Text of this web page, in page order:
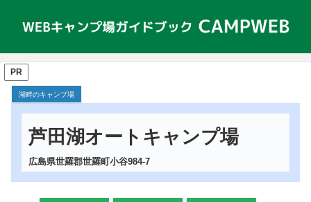
PR
湖畔のキャンプ場
芦田湖オートキャンプ場
広島県世羅郡世羅町小谷984-7